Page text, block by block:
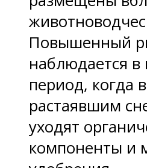
Повышенный
наблюдается в
период, когда
растаявшим
уходят
компоненты и